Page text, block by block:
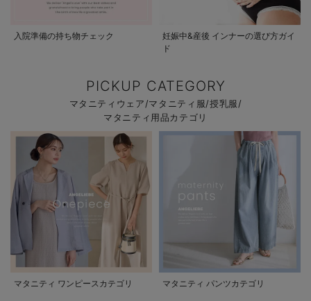
入院準備の持ち物チェック
妊娠中&産後 インナーの選び方ガイ
ド
PICKUP CATEGORY
マタニティウェア/マタニティ服/授乳服/
マタニティ用品カテゴリ
マタニティ ワンピースカテゴリ マタニティ パンツカテゴリ